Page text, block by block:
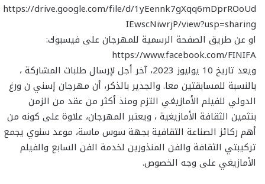
https://drive.google.com/file/d/1yEennk7gXqq6mDprROoUd
IEwscNiwrjP/view?usp=sharing
او عن طريق الصفحة الرسمية للمهرجان على فيسبوك:
https://www.facebook.com/FINIFA
ويعد تاريخ 10 يوليوز 2023، آخر أجل لإرسال طلبات المشاركة ،
بالنسبة للمسابقتين معا. والجدير بالذكر، أن مهرجان إسني ن ورغ
الدولي للفيلم الأمازيغي التزم ومنذ أكثر من عقد من الزمن
بتثمين الثقافة الأمازيغية ، ويعتبر المهرجان، علاوة على كونه من
أهم ركائز الصناعة الثقافية بجهة سوس ماسة، موعد سنوي يجمع
تركيبتي الثقافة والفن المنذورين لخدمة الفن السابع والفيلم
الأمازيغي على وجه الخصوص.